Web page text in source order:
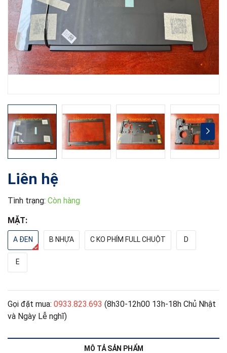
Liên hệ
Tình trạng: Còn hàng
MẶT:
A ĐEN B NHỰA C KO PHÍM FULL CHUỘT D
E
Gọi đặt mua: 0933.823.693 (8h30-12h00 13h-18h Chủ Nhật
và Ngày Lễ nghĩ)
MÔ TẢ SẢN PHẨM